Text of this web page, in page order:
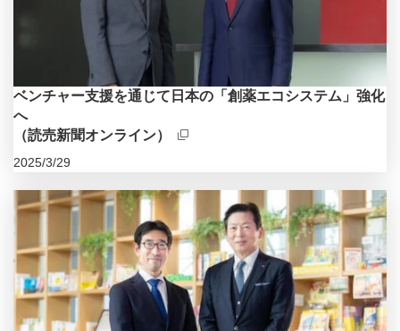
ベンチャー支援を通じて日本の「創薬エコシステム」強化
へ
（読売新聞オンライン）
2025/3/29